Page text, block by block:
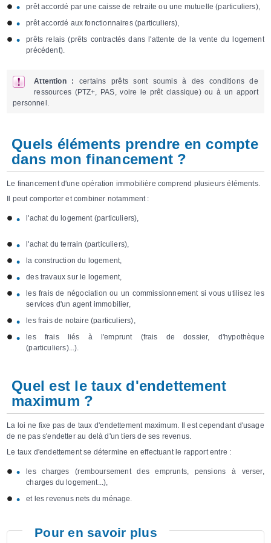
prêt accordé par une caisse de retraite ou une mutuelle (particuliers),
prêt accordé aux fonctionnaires(particuliers),
prêts relais (prêts contractés dans l'attente de la vente du logement
précédent).
Attention :certains prêts sont soumis à des conditions de
ressources (PTZ+, PAS, voire le prêt classique) ou à un apport
personnel.
Quels éléments prendre en compte
dans mon financement ?
Le financement d'une opération immobilière comprend plusieurs éléments.
Il peut comporter et combiner notamment :
l'achat du logement(particuliers),
l'achat du terrain (particuliers),
la construction du logement,
des travaux sur le logement,
les frais de négociation ou un commissionnement si vous utilisez les
services d'un agent immobilier,
les frais de notaire (particuliers),
les frais liés à l'emprunt (frais de dossier, d'hypothèque
(particuliers)...).
Quel est le taux d'endettement
maximum ?
La loi ne fixe pas de taux d'endettement maximum. Il est cependant d'usage
de ne pas s'endetter au delà d'un tiers de ses revenus.
Le taux d'endettement se détermine en effectuant le rapport entre :
les charges (remboursement des emprunts, pensions à verser,
charges du logement...),
et les revenus nets du ménage.
Pour en savoir plus